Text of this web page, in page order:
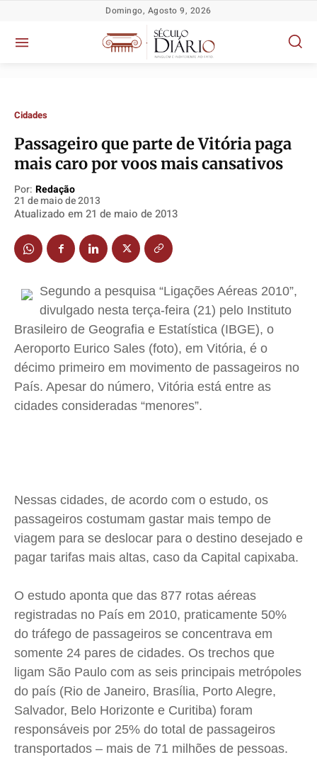
Socioeconômicas
TV Século
Justiça
Educação
Meio Ambiente
Saúde
Cidades
Direitos
Economia
Cultura
Jr Mignone (in memorian)
Wanda Sily
Publicidade Legal
Quem Somos
Expediente
Contato
Anuncie
Termos de Uso
Socioeconômicas
TV Século
Justiça
Educação
Meio Ambiente
Saúde
Cidades
Direitos
Economia
Cultura
Jr Mignone (in memorian)
Wanda Sily
Publicidade Legal
Quem Somos
Expediente
Contato
Anuncie
Termos de Uso
Socioeconômicas
TV Século
Justiça
Educação
Meio Ambiente
Saúde
Cidades
Direitos
Economia
Cultura
Jr Mignone (in memorian)
Wanda Sily
Publicidade Legal
Quem Somos
Expediente
Contato
Anuncie
Termos de Uso
Socioeconômicas
TV Século
Justiça
Educação
Meio Ambiente
Saúde
Cidades
Direitos
Economia
Cultura
Jr Mignone (in memorian)
Wanda Sily
Publicidade Legal
Quem Somos
Expediente
Contato
Anuncie
Termos de Uso
Domingo, Agosto 9, 2026
Cidades
Passageiro que parte de Vitória paga
mais caro por voos mais cansativos
Por: Redação
21 de maio de 2013
Atualizado em 21 de maio de 2013
Segundo a pesquisa “Ligações Aéreas 2010”,
divulgado nesta terça-feira (21) pelo Instituto
Brasileiro de Geografia e Estatística (IBGE), o
Aeroporto Eurico Sales (foto), em Vitória, é o
décimo primeiro em movimento de passageiros no
País. Apesar do número, Vitória está entre as
cidades consideradas “menores”.
Nessas cidades, de acordo com o estudo, os
passageiros costumam gastar mais tempo de
viagem para se deslocar para o destino desejado e
pagar tarifas mais altas, caso da Capital capixaba.
O estudo aponta que das 877 rotas aéreas
registradas no País em 2010, praticamente 50%
do tráfego de passageiros se concentrava em
somente 24 pares de cidades. Os trechos que
ligam São Paulo com as seis principais metrópoles
do país (Rio de Janeiro, Brasília, Porto Alegre,
Salvador, Belo Horizonte e Curitiba) foram
responsáveis por 25% do total de passageiros
transportados – mais de 71 milhões de pessoas.